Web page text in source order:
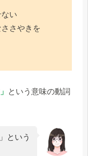
い
さやきを
という意味の動詞
という